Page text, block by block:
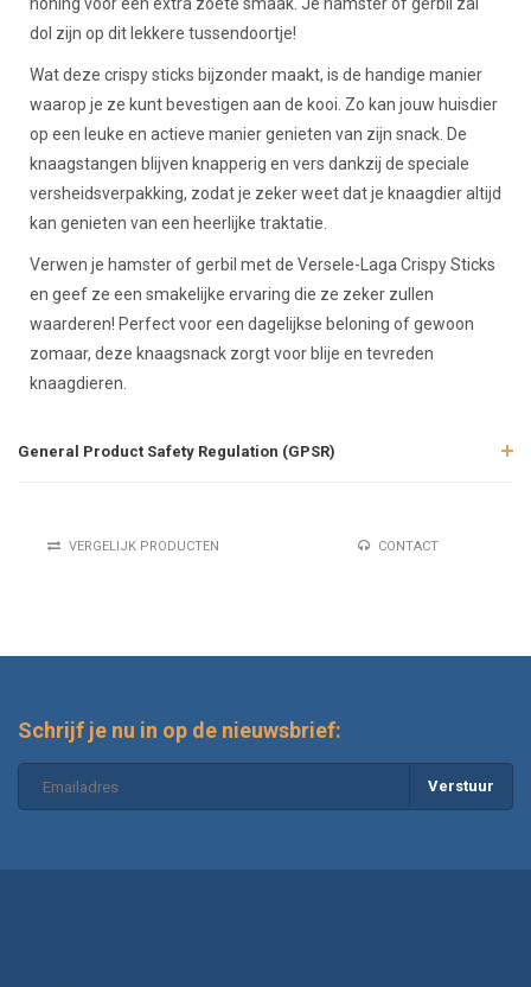
dol zijn op dit lekkere tussendoortje!
Wat deze crispy sticks bijzonder maakt, is de handige manier
waarop je ze kunt bevestigen aan de kooi. Zo kan jouw huisdier
op een leuke en actieve manier genieten van zijn snack. De
knaagstangen blijven knapperig en vers dankzij de speciale
versheidsverpakking, zodat je zeker weet dat je knaagdier altijd
kan genieten van een heerlijke traktatie.
Verwen je hamster of gerbil met de Versele-Laga Crispy Sticks
en geef ze een smakelijke ervaring die ze zeker zullen
waarderen! Perfect voor een dagelijkse beloning of gewoon
zomaar, deze knaagsnack zorgt voor blije en tevreden
knaagdieren.
General Product Safety Regulation (GPSR)
VERGELIJK PRODUCTEN CONTACT
Schrijf je nu in op de nieuwsbrief:
Verstuur